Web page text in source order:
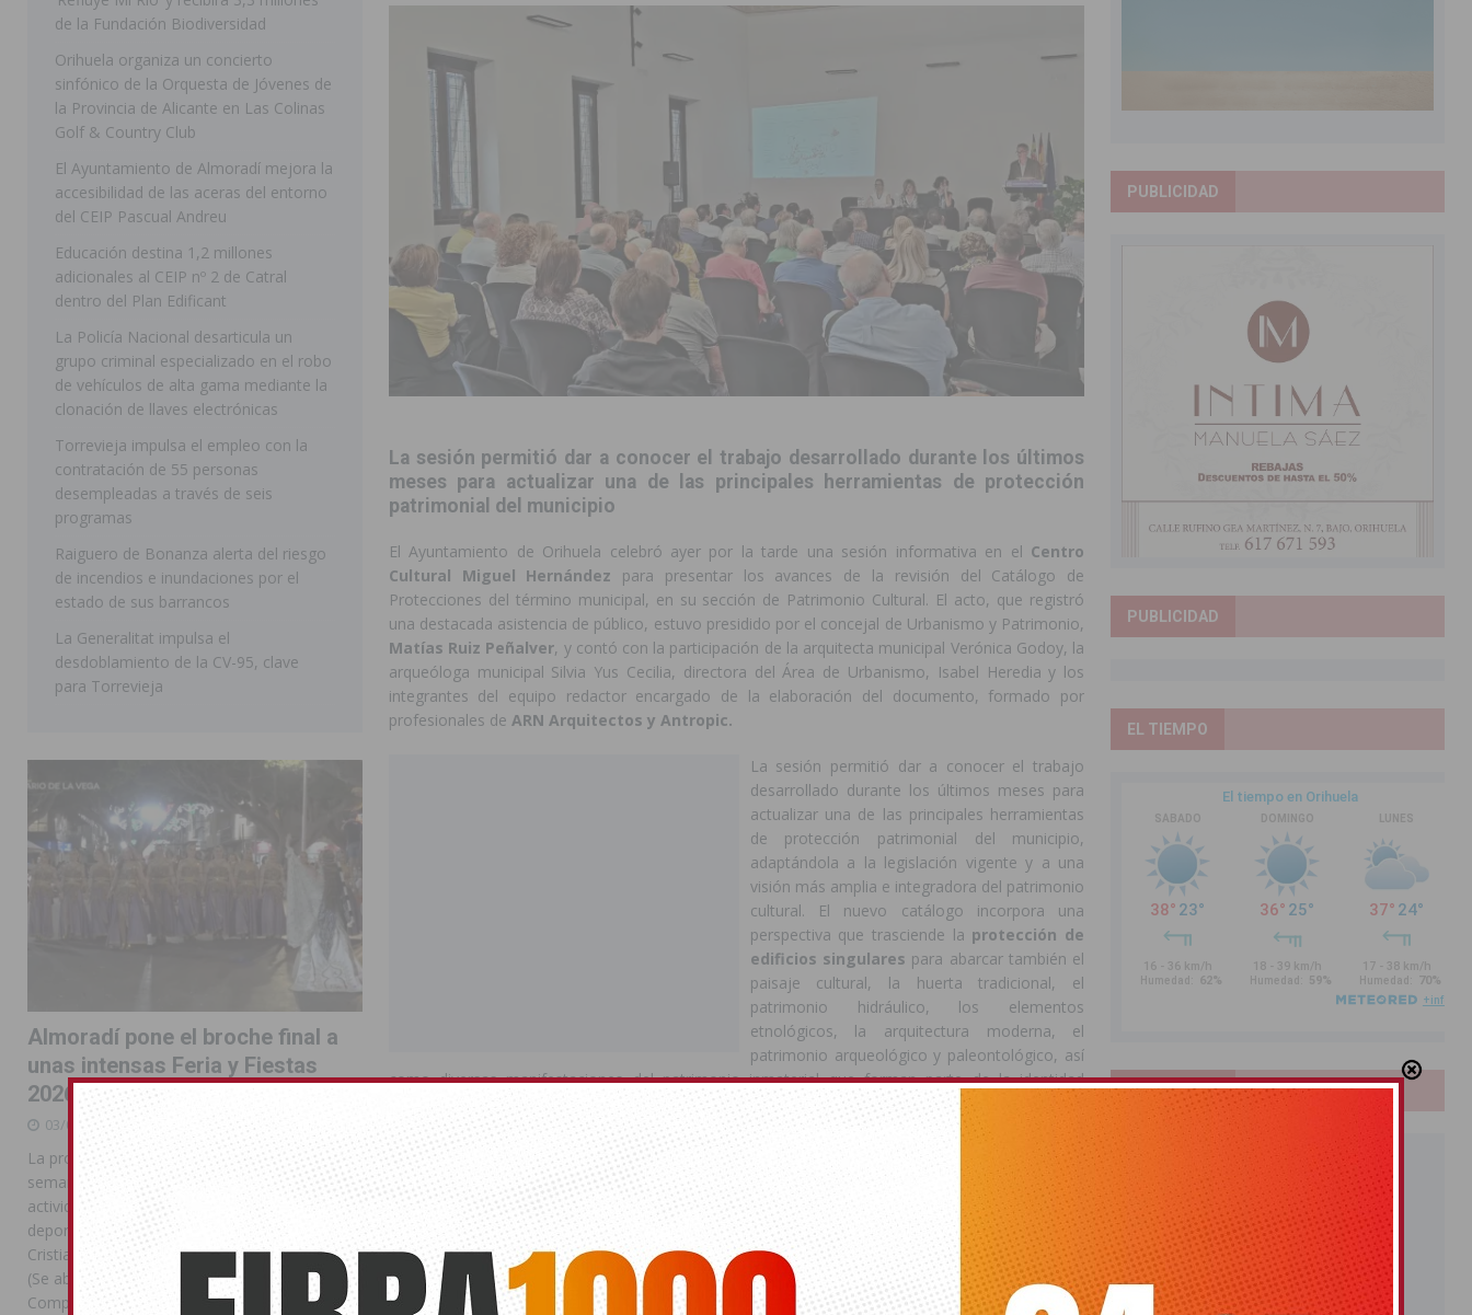
[ 07/08/2026 ] Benferri ya se prepara para dar comienzo a sus Fiestas 2026
[ 07/08/2026 ] Bigastro se viste de gala para la coronación de la Corte 2026
BIGASTRO
[ 07/08/2026 ]
Rojales clausura con éxito las Fiestas de las Urbanizaciones de Ciudad Quesada 2026
[ 06/08/2026 ]
Arcángel
REDOVÁN
[ 06/08/2026 ]
El PSOE denuncia una nueva prórroga de la ORA en Orihuela ‘sin mejoras ni bonificaciones’
ORIHUELA
[ 07/08/2026 ] FEGADO 2026 cierra con un balance histórico y consolida a Dolores como referente ganadero de la CV
DOLORES
Los Montesinos refuerza su apoyo a la cultura local con nuevos convenios de colaboración
MONTESINOS
[ 07/08/2026 ] Orihuela cumple los objetivos de ‘Refluye Mi Río’ y recibirá 3,3 millones de la Fundación Biodiversidad
ORIHUELA
[ 07/08/2026 ]
Orihuela organiza un concierto sinfónico de la Orquesta de Jóvenes de la Provincia de Alicante en Las Colinas
Golf & Country Club
La sesión permitió dar a conocer el trabajo desarrollado durante los últimos
meses para actualizar una de las principales herramientas de protección
patrimonial del municipio
El Ayuntamiento de Orihuela celebró ayer por la tarde una sesión informativa en el Centro
Cultural Miguel Hernández para presentar los avances de la revisión del Catálogo de
Protecciones del término municipal, en su sección de Patrimonio Cultural. El acto, que registró
una destacada asistencia de público, estuvo presidido por el concejal de Urbanismo y Patrimonio,
Matías Ruiz Peñalver, y contó con la participación de la arquitecta municipal Verónica Godoy, la
arqueóloga municipal Silvia Yus Cecilia, directora del Área de Urbanismo, Isabel Heredia y los
integrantes del equipo redactor encargado de la elaboración del documento, formado por
profesionales de ARN Arquitectos y Antropic.
La sesión permitió dar a conocer el trabajo
desarrollado durante los últimos meses para
actualizar una de las principales herramientas
de protección patrimonial del municipio,
adaptándola a la legislación vigente y a una
visión más amplia e integradora del patrimonio
cultural. El nuevo catálogo incorpora una
perspectiva que trasciende la protección de
edificios singulares para abarcar también el
paisaje cultural, la huerta tradicional, el
patrimonio hidráulico, los elementos
etnológicos, la arquitectura moderna, el
patrimonio arqueológico y paleontológico, así
como diversas manifestaciones del patrimonio inmaterial que forman parte de la identidad
Durante la apertura del acto, Matías Ruiz destacó que la revisión del catálogo constituye un
proyecto estratégico para el municipio, al tratarse de una herramienta fundamental para
garantizar la conservación de aquellos elementos que definen la historia, la cultura y el paisaje
oriolano. El edil señaló que el documento permitirá proteger de forma más eficaz los valores
esenciales del conjunto histórico artístico, la huerta tradicional como paisaje cultural singular,
el patrimonio hidráulico, la arquitectura tradicional, los elementos etnológicos y los
espacios
que forman parte de la memoria colectiva de varias generaciones de oriolanos.
de la Fundación Biodiversidad
Orihuela organiza un concierto
sinfónico de la Orquesta de Jóvenes de
la Provincia de Alicante en Las Colinas
Golf & Country Club
El Ayuntamiento de Almoradí mejora la
accesibilidad de las aceras del entorno
del CEIP Pascual Andreu
Educación destina 1,2 millones
adicionales al CEIP nº 2 de Catral
dentro del Plan Edificant
La Policía Nacional desarticula un
grupo criminal especializado en el robo
de vehículos de alta gama mediante la
clonación de llaves electrónicas
Torrevieja impulsa el empleo con la
contratación de 55 personas
desempleadas a través de seis
programas
Raiguero de Bonanza alerta del riesgo
de incendios e inundaciones por el
estado de sus barrancos
La Generalitat impulsa el
desdoblamiento de la CV-95, clave
para Torrevieja
Almoradí pone el broche final a
unas intensas Feria y Fiestas
2026
03/08/2026
La programación reunió durante más de una
semana actos institucionales, conciertos,
actividades familiares, competiciones
deportivas y las celebraciones de Moros y
Cristianos Compártelo: Comparte en Facebook
(Se abre en una ventana nueva) Facebook
Compartir en
PUBLICIDAD
PUBLICIDAD
EL TIEMPO
PUBLICIDAD